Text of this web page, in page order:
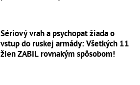
Sériový vrah a psychopat žiada o
vstup do ruskej armády: Všetkých 11
žien ZABIL rovnakým spôsobom!